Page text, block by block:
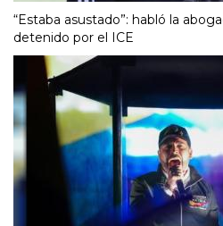
“Estaba asustado”: habló la
detenido por el ICE